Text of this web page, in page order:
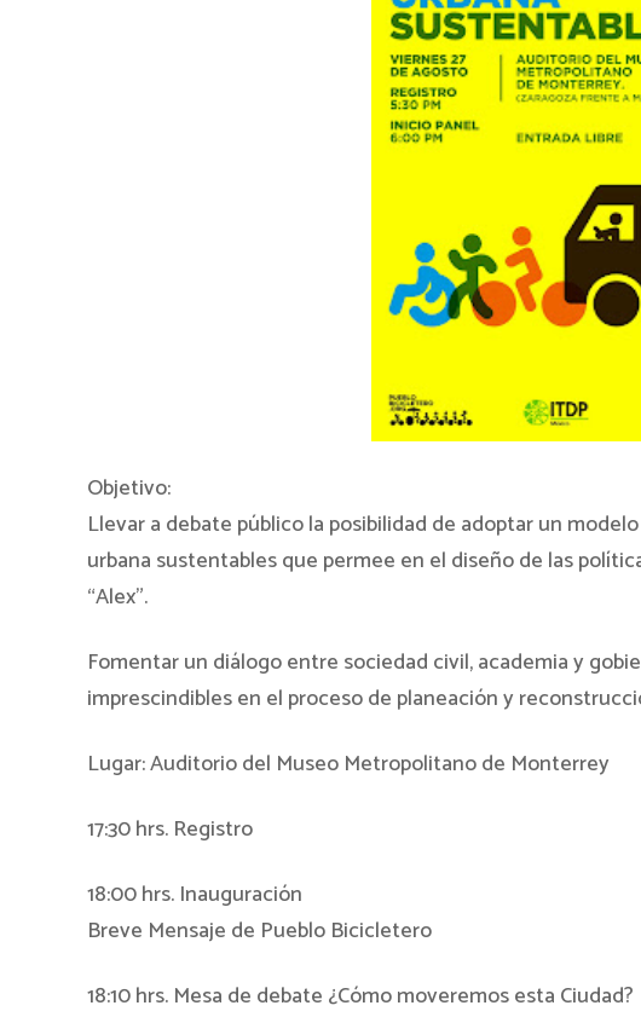
Objetivo:
Llevar a debate público la posibilidad de adoptar un
urbana sustentables que permee en el diseño de las
“Alex”.
Fomentar un diálogo entre sociedad civil, academia y
imprescindibles en el proceso de planeación y
Lugar: Auditorio del Museo Metropolitano de Monterrey
17:30 hrs. Registro
18:00 hrs. Inauguración
Breve Mensaje de Pueblo Bicicletero
18:10 hrs. Mesa de debate ¿Cómo moveremos esta Ciudad?